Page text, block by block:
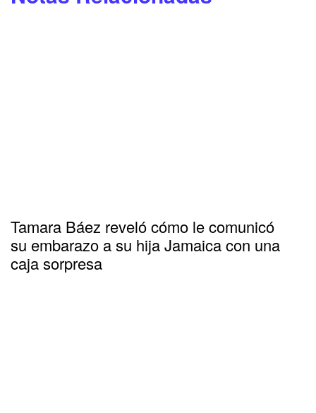
Tamara Báez reveló cómo le comunicó
su embarazo a su hija Jamaica con una
caja sorpresa